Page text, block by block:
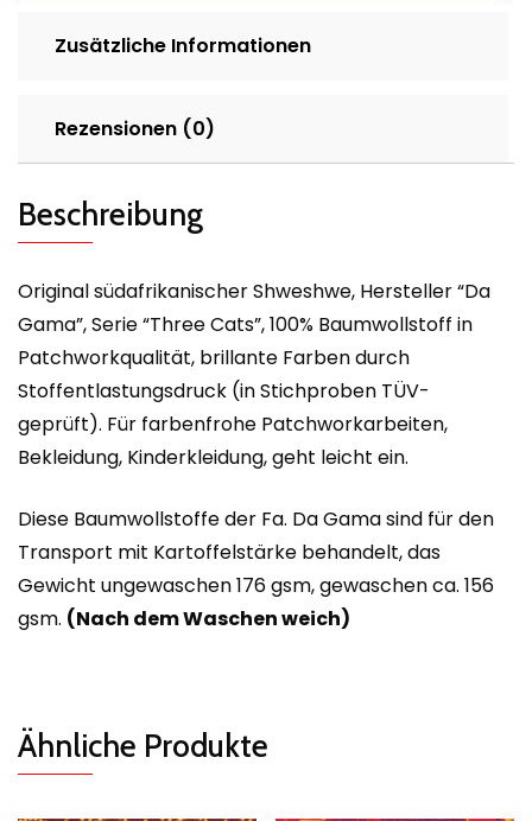
Zusätzliche Informationen
Rezensionen (0)
Beschreibung
Original südafrikanischer Shweshwe, Hersteller “Da
Gama”, Serie “Three Cats”, 100% Baumwollstoff in
Patchworkqualität, brillante Farben durch
Stoffentlastungsdruck (in Stichproben TÜV-
geprüft). Für farbenfrohe Patchworkarbeiten,
Bekleidung, Kinderkleidung, geht leicht ein.
Diese Baumwollstoffe der Fa. Da Gama sind für den
Transport mit Kartoffelstärke behandelt, das
Gewicht ungewaschen 176 gsm, gewaschen ca. 156
gsm. (Nach dem Waschen weich)
Ähnliche Produkte